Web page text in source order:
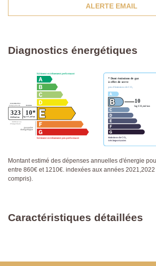
ALERTE EMAIL
Diagnostics énergétiques
Montant estimé des dépenses annuelles d'énergie
entre 860€ et 1210€. indexées aux années
compris).
Caractéristiques détaillées